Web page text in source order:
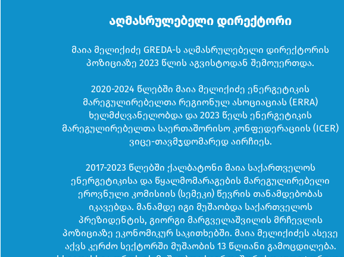
აღმასრულებელი დირექტორი
მაია მელიქიძე GREDA-ს აღმასრულებელი დირექტორის
პოზიციაზე 2023 წლის აგვისტოდან შემოუერთდა.
2020-2024 წლებში მაია მელიქიძე ენერგეტიკის
მარეგულირებელთა რეგიონულ ასოციაციას (ERRA)
ხელმძღვანელობდა და 2023 წელს ენერგეტიკის
მარეგულირებელთა საერთაშორისო კონფედერაციის (ICER)
ვიცე-თავმჯდომარედ აირჩიეს.
2017-2023 წლებში ქალბატონი მაია საქართველოს
ენერგეტიკისა და წყალმომარაგების მარეგულირებელი
ეროვნული კომისიის (სემეკი) წევრის თანამდებობას
იკავებდა. მანამდე იგი მუშაობდა საქართველოს
პრეზიდენტის, გიორგი მარგველაშვილის მრჩევლის
პოზიციაზე ეკონომიკურ საკითხებში. მაია მელიქიძეს ასევე
აქვს კერძო სექტორში მუშაობის 13 წლიანი გამოცდილება.